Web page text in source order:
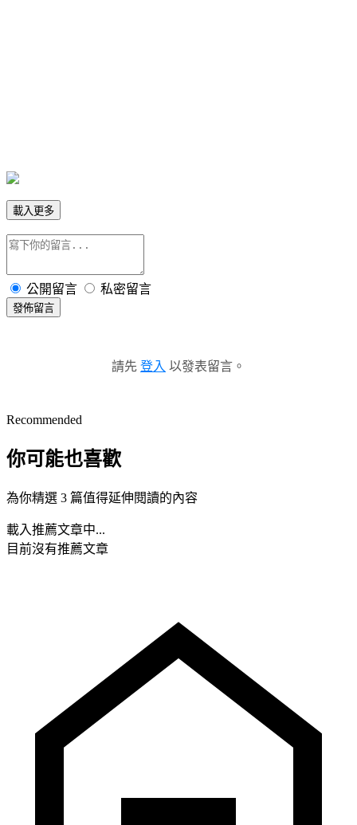
載入更多
公開留言 私密留言
發佈留言
請先 登入 以發表留言。
Recommended
你可能也喜歡
為你精選 3 篇值得延伸閱讀的內容
載入推薦文章中...
目前沒有推薦文章